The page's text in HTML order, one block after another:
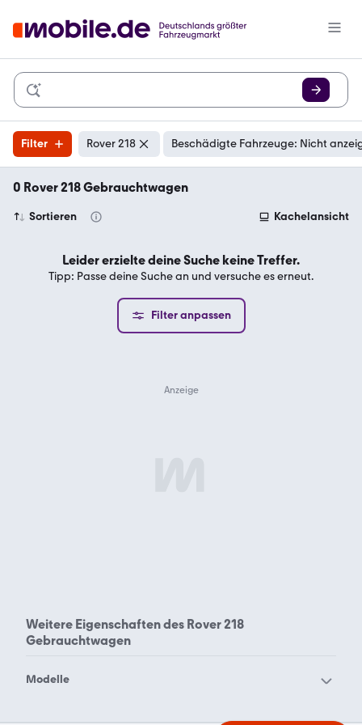
Filter Rover 218 Beschädigte Fahrzeuge: Nicht
0 Rover 218 Gebrauchtwagen
Sortieren Kachelansicht
Leider erzielte deine Suche keine Treffer.
Tipp: Passe deine Suche an und versuche es erneut.
Filter anpassen
Weitere Eigenschaften des Rover 218
Gebrauchtwagen
Modelle